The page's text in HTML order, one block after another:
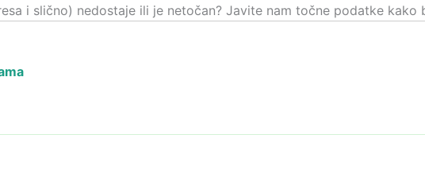
i slično) nedostaje ili je netočan? Javite nam točne podatke kako